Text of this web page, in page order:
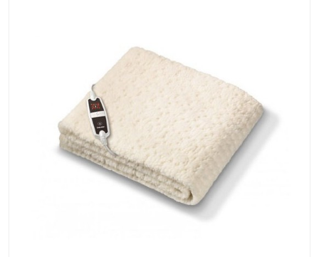
Kişisel Bakım ve Sağlık
Kişisel Bakım ve Sağlık
Medikal Teksil